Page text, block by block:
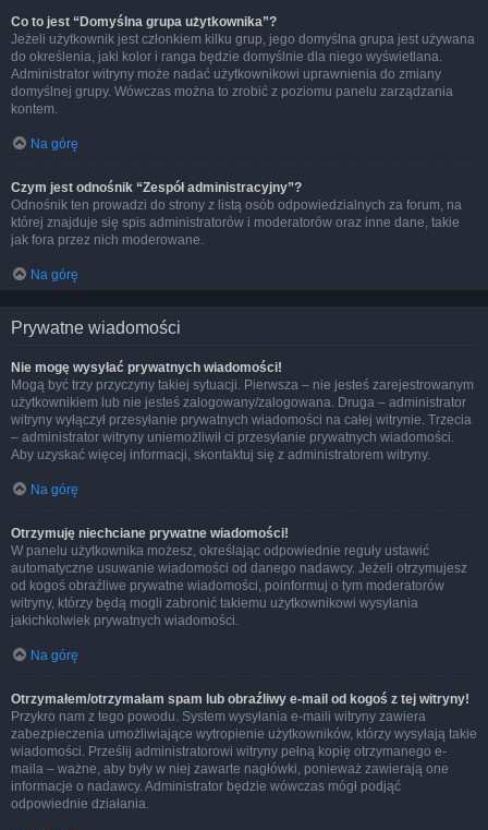
Co to jest “Domyślna grupa użytkownika”?
Jeżeli użytkownik jest członkiem kilku grup, jego domyślna grupa jest używana
do określenia, jaki kolor i ranga będzie domyślnie dla niego wyświetlana.
Administrator witryny może nadać użytkownikowi uprawnienia do zmiany
domyślnej grupy. Wówczas można to zrobić z poziomu panelu zarządzania
kontem.
Na górę
Czym jest odnośnik “Zespół administracyjny”?
Odnośnik ten prowadzi do strony z listą osób odpowiedzialnych za forum, na
której znajduje się spis administratorów i moderatorów oraz inne dane, takie
jak fora przez nich moderowane.
Na górę
Prywatne wiadomości
Nie mogę wysyłać prywatnych wiadomości!
Mogą być trzy przyczyny takiej sytuacji. Pierwsza – nie jesteś zarejestrowanym
użytkownikiem lub nie jesteś zalogowany/zalogowana. Druga – administrator
witryny wyłączył przesyłanie prywatnych wiadomości na całej witrynie. Trzecia
– administrator witryny uniemożliwił ci przesyłanie prywatnych wiadomości.
Aby uzyskać więcej informacji, skontaktuj się z administratorem witryny.
Na górę
Otrzymuję niechciane prywatne wiadomości!
W panelu użytkownika możesz, określając odpowiednie reguły ustawić
automatyczne usuwanie wiadomości od danego nadawcy. Jeżeli otrzymujesz
od kogoś obraźliwe prywatne wiadomości, poinformuj o tym moderatorów
witryny, którzy będą mogli zabronić takiemu użytkownikowi wysyłania
jakichkolwiek prywatnych wiadomości.
Na górę
Otrzymałem/otrzymałam spam lub obraźliwy e-mail od kogoś z tej witryny!
Przykro nam z tego powodu. System wysyłania e-maili witryny zawiera
zabezpieczenia umożliwiające wytropienie użytkowników, którzy wysyłają takie
wiadomości. Prześlij administratorowi witryny pełną kopię otrzymanego e-
maila – ważne, aby były w niej zawarte nagłówki, ponieważ zawierają one
informacje o nadawcy. Administrator będzie wówczas mógł podjąć
odpowiednie działania.